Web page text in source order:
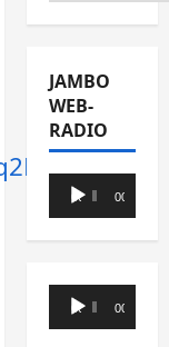
JAMBO
WEB-
RADIO
Lecteur
audio
00:00 00:00
Lecteur
audio
00:00 00:00